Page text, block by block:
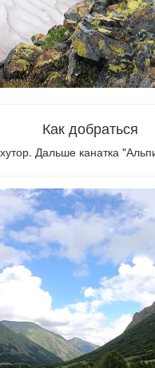
Как добраться
Дальше канатка
Добавить спот